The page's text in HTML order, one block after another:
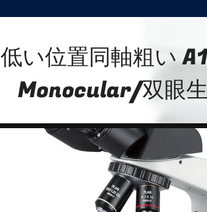
低い位置同軸粗い
Monocular/双眼